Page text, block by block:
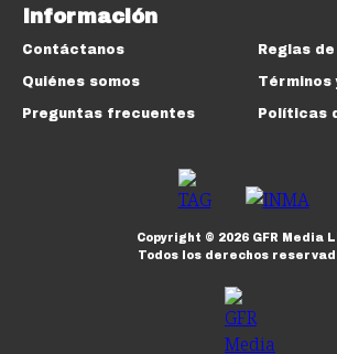
Información
Contáctanos
Quiénes somos
Preguntas frecuentes
Reglas
Términos
Políticas
Copyright © 2026GFR Media
Todos los derechos